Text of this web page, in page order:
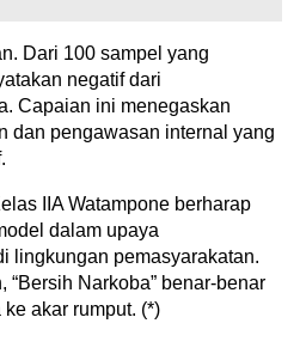
Dari 100 sampel yang
negatif dari
Capaian ini menegaskan
dan pengawasan internal yang
IIA Watampone berharap
dalam upaya
lingkungan pemasyarakatan.
“Bersih Narkoba” benar-benar
akar rumput. (*)